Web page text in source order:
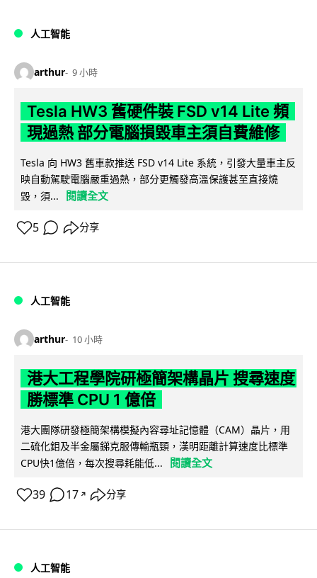
人工智能
arthur 9 小時
Tesla HW3 舊硬件裝 FSD v14 Lite 頻
現過熱 部分電腦損毀車主須自費維修
Tesla 向 HW3 舊車款推送 FSD v14 Lite 系統，引發大量車主反
映自動駕駛電腦嚴重過熱，部分更觸發高溫保護甚至直接燒
毀，須...
閱讀全文
5 分享
人工智能
arthur 10 小時
港大工程學院研極簡架構晶片 搜尋速度
勝標準 CPU 1 億倍
港大團隊研發極簡架構模擬內容尋址記憶體（CAM）晶片，用
二硫化鉬及半金屬銻克服傳輸瓶頸，漢明距離計算速度比標準
CPU快1億倍，每次搜尋耗能低...
閱讀全文
39 17 ↗ 分享
人工智能